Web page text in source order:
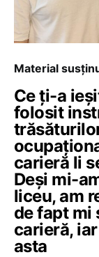
Material
Ce ți-a
folosit
carieră li
Deși mi-
liceu, am
de fapt mi
carieră,
asta